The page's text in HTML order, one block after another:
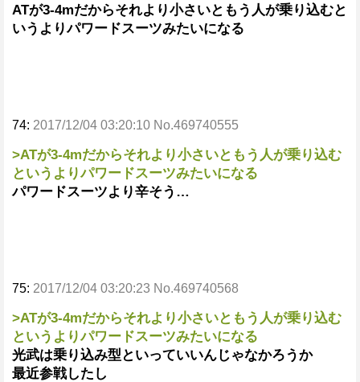
ATが3-4mだからそれより小さいともう人が乗り込むと
いうよりパワードスーツみたいになる
74: 2017/12/04 03:20:10 No.469740555
>ATが3-4mだからそれより小さいともう人が乗り込む
というよりパワードスーツみたいになる
パワードスーツより辛そう…
75: 2017/12/04 03:20:23 No.469740568
>ATが3-4mだからそれより小さいともう人が乗り込む
というよりパワードスーツみたいになる
光武は乗り込み型といっていいんじゃなかろうか
最近参戦したし